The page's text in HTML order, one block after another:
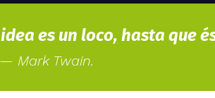
es un loco, hasta que
— Mark Twain.